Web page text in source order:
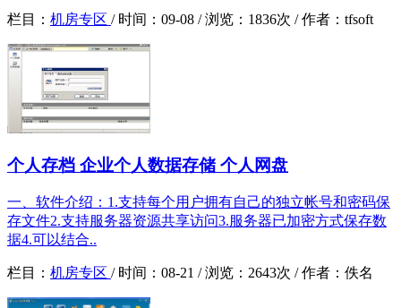
栏目： 机房专区 / 时间： 09-08 /浏览： 1836次 /作者： tfsoft
个人存档 企业个人数据存储 个人网盘
一、软件介绍：1.支持每个用户拥有自己的独立帐号和密码保
存文件2.支持服务器资源共享访问3.服务器已加密方式保存数
据4.可以结合..
栏目： 机房专区 / 时间： 08-21 /浏览： 2643次 /作者： 佚名